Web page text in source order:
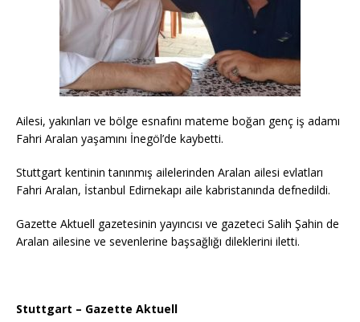
Ailesi, yakınları ve bölge esnafını mateme boğan genç iş adamı
Fahri Aralan yaşamını İnegöl’de kaybetti.
Stuttgart kentinin tanınmış ailelerinden Aralan ailesi evlatları
Fahri Aralan, İstanbul Edirnekapı aile kabristanında defnedildi.
Gazette Aktuell gazetesinin yayıncısı ve gazeteci Salih Şahin de
Aralan ailesine ve sevenlerine başsağlığı dileklerini iletti.
Stuttgart – Gazette Aktuell